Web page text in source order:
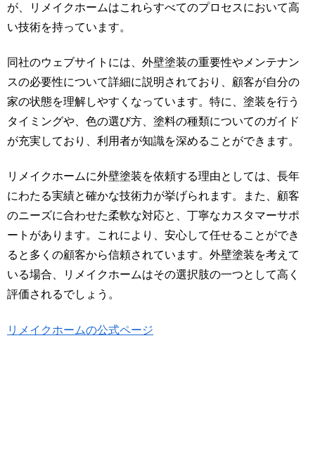
が、リメイクホームはこれらすべてのプロセスにおいて高
い技術を持っています。
同社のウェブサイトには、外壁塗装の重要性やメンテナン
スの必要性について詳細に説明されており、顧客が自分の
家の状態を理解しやすくなっています。特に、塗装を行う
タイミングや、色の選び方、塗料の種類についてのガイド
が充実しており、利用者が知識を深めることができます。
リメイクホームに外壁塗装を依頼する理由としては、長年
にわたる実績と確かな技術力が挙げられます。また、顧客
のニーズに合わせた柔軟な対応と、丁寧なカスタマーサポ
ートがあります。これにより、安心して任せることができ
ると多くの顧客から信頼されています。外壁塗装を考えて
いる場合、リメイクホームはその選択肢の一つとして高く
評価されるでしょう。
リメイクホームの公式ページ